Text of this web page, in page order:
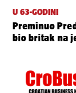
U 63-GODINI
Preminuo
bio britak na